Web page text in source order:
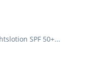
SPF 50+...